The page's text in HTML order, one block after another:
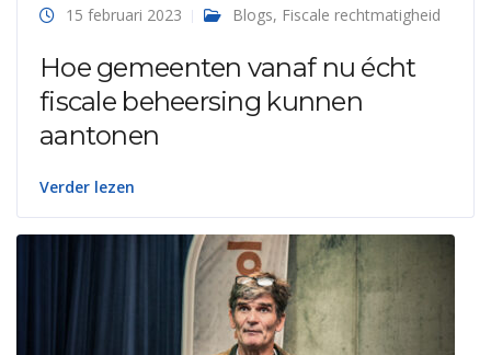
15 februari 2023 Blogs, Fiscale rechtmatigheid
Hoe gemeenten vanaf nu écht
fiscale beheersing kunnen
aantonen
Verder lezen